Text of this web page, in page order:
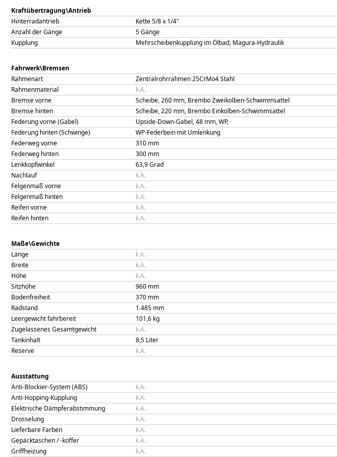
Kraftübertragung\Antrieb
Hinterradantrieb
Kette 5/8 x 1/4"
Anzahl der Gänge
5 Gänge
Kupplung
Mehrscheibenkupplung im Ölbad, Magura-Hydraulik
Fahrwerk\Bremsen
Rahmenart
Zentralrohrrahmen 25CrMo4 Stahl
Rahmenmaterial
k.A.
Bremse vorne
Scheibe, 260 mm, Brembo Zweikolben-Schwimmsattel
Bremse hinten
Scheibe, 220 mm, Brembo Einkolben-Schwimmsattel
Federung vorne (Gabel)
Upside-Down-Gabel, 48 mm, WP,
Federung hinten (Schwinge)
WP-Federbein mit Umlenkung
Federweg vorne
310 mm
Federweg hinten
300 mm
Lenkkopfwinkel
63,9Grad
Nachlauf
k.A.
Felgenmaß vorne
k.A.
Felgenmaß hinten
k.A.
Reifen vorne
k.A.
Reifen hinten
k.A.
Maße\Gewichte
Länge
k.A.
Breite
k.A.
Höhe
k.A.
Sitzhöhe
960 mm
Bodenfreiheit
370 mm
Radstand
1.485 mm
Leergewicht fahrbereit
101,6 kg
Zugelassenes Gesamtgewicht
k.A.
Tankinhalt
8,5 Liter
Reserve
k.A.
Ausstattung
Anti-Blockier-System (ABS)
k.A.
Anti-Hopping-Kupplung
k.A.
Elektrische Dämpferabstimmung
k.A.
Drosselung
k.A.
Lieferbare Farben
k.A.
Gepäcktaschen / -koffer
k.A.
Griffheizung
k.A.